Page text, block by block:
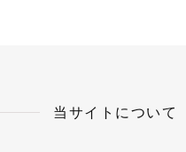
当サイトについて